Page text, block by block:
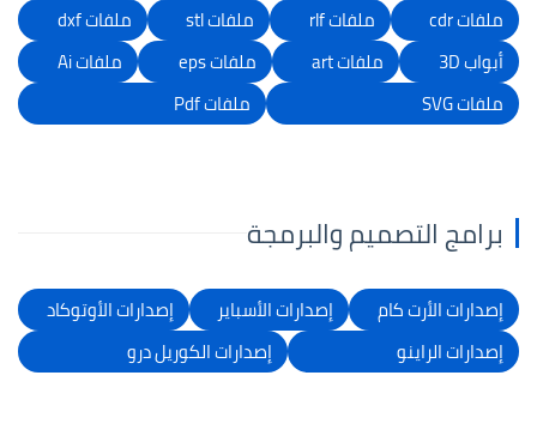
ملفات cdr ملفات rlf ملفات stl
ملفات dxf
أبواب 3D
ملفات art ملفات eps
ملفات Ai
ملفات SVG
ملفات Pdf
برامج التصميم والبرمجة
إصدارات الأرت كام إصدارات الأسباير
إصدارات الأوتوكاد
إصدارات الراينو
إصدارات الكوريل درو